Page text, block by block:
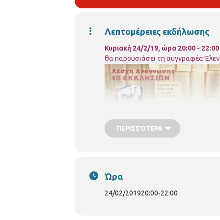
Λεπτομέρειες εκδήλωσης
Κυριακή 24/2/19, ώρα 20:00 - 22:00
θα παρουσιάσει τη συγγραφέα
Λίγα λόγια για το βιβλίο:
Η λέπρα
είναι πια το ρέμα το σύνορο του
φάρμακο. Εκεί έξω έγιναν
ΠΕΡΙΣΣΌΤΕΡΑ
Ώρα
24/02/201920:00-22:00